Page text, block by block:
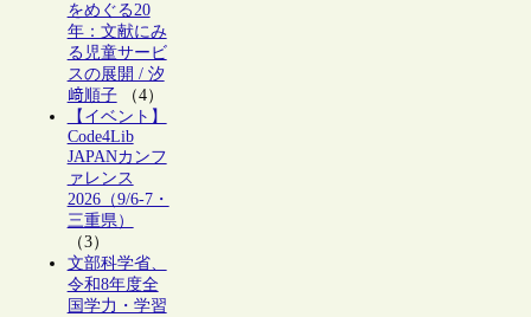
をめぐる20
年：文献にみ
る児童サービ
スの展開 / 汐
﨑順子（4）
【イベント】
Code4Lib
JAPANカンフ
ァレンス
2026（9/6-7・
三重県）
（3）
文部科学省、
令和8年度全
国学力・学習